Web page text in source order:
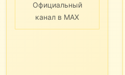
Официальный
канал в MAX